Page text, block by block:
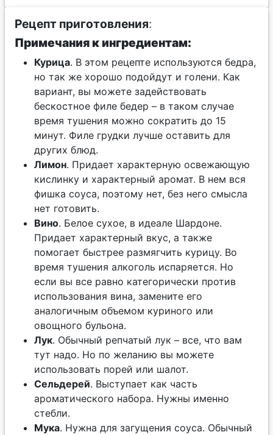
Рецепт приготовления:
Примечания к ингредиентам:
Курица. В этом рецепте используются бедра,
но так же хорошо подойдут и голени. Как
вариант, вы можете задействовать
бескостное филе бедер – в таком случае
время тушения можно сократить до 15
минут. Филе грудки лучше оставить для
других блюд.
Лимон. Придает характерную освежающую
кислинку и характерный аромат. В нем вся
фишка соуса, поэтому нет, без него смысла
нет готовить.
Вино. Белое сухое, в идеале Шардоне.
Придает характерный вкус, а также
помогает быстрее размягчить курицу. Во
время тушения алкоголь испаряется. Но
если вы все равно категорически против
использования вина, замените его
аналогичным объемом куриного или
овощного бульона.
Лук. Обычный репчатый лук – все, что вам
тут надо. Но по желанию вы можете
использовать порей или шалот.
Сельдерей. Выступает как часть
ароматического набора. Нужны именно
стебли.
Мука. Нужна для загущения соуса. Обычный